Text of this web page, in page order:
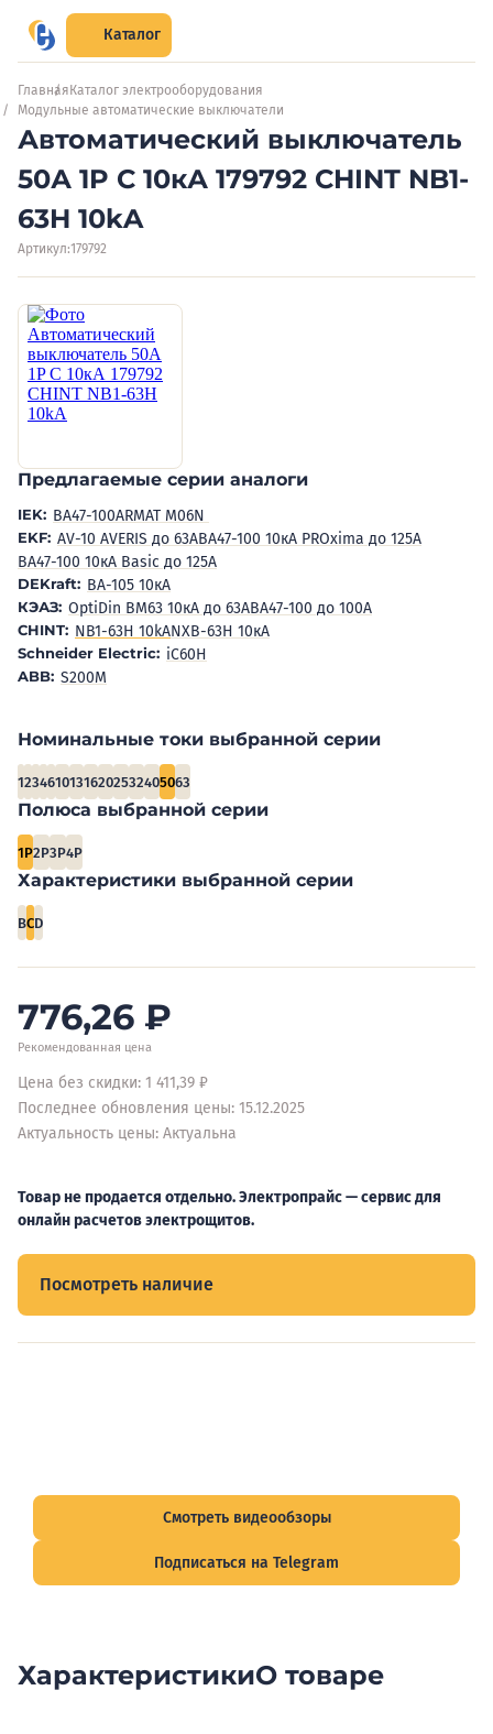
Каталог
Главная Каталог электрооборудования
Модульные автоматические выключатели
Автоматический выключатель
50А 1P C 10кА 179792 CHINT NB1-
63H 10kA
Артикул:179792
Предлагаемые серии аналоги
IEK: BA47-100ARMAT M06N
EKF: AV-10 AVERIS до 63АВА47-100 10кА PROxima до 125А
ВА47-100 10кА Basic до 125А
DEKraft: ВА-105 10кА
КЭАЗ: OptiDin BM63 10кА до 63АВА47-100 до 100А
CHINT: NB1-63H 10kANXB-63H 10кА
Schneider Electric: iC60H
ABB: S200M
Номинальные токи выбранной серии
12346101316202532405063
Полюса выбранной серии
1P2P3P4P
Характеристики выбранной серии
BCD
776,26 ₽
Рекомендованная цена
Цена без скидки: 1 411,39 ₽
Последнее обновления цены: 15.12.2025
Актуальность цены: Актуальна
Товар не продается отдельно. Электропрайс — сервис для
онлайн расчетов электрощитов.
Посмотреть наличие
Смотреть видеообзоры
Подписаться на Telegram
ХарактеристикиО товаре